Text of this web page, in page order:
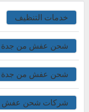
خدمات التنظيف
شحن عفش من جدة
شحن عفش من جدة
شركات شحن عفش